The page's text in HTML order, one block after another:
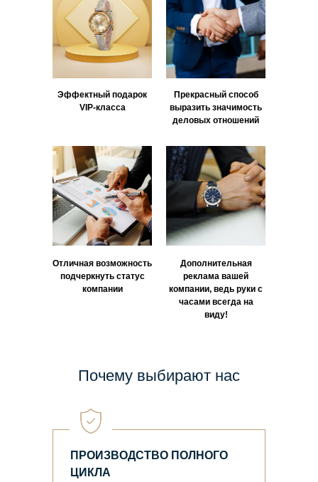
Эффектный подарок
VIP‑класса
Прекрасный способ
выразить значимость
деловых отношений
Отличная возможность
подчеркнуть статус
компании
Дополнительная
реклама вашей
компании, ведь руки с
часами всегда на
виду!
ПРОИЗВОДСТВО ПОЛНОГО
ЦИКЛА
Почему выбирают нас